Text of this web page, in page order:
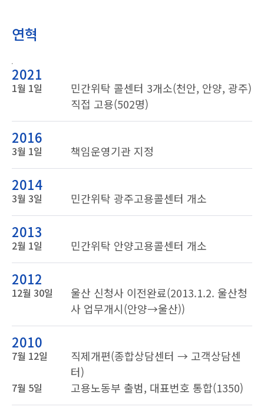
연혁
2021
1월 1일
민간위탁 콜센터 3개소(천안, 안양, 광주)
직접 고용(502명)
2016
3월 1일 책임운영기관 지정
2014
3월 3일 민간위탁 광주고용콜센터 개소
2013
2월 1일 민간위탁 안양고용콜센터 개소
2012
12월 30일
울산 신청사 이전완료(2013.1.2. 울산청
사 업무개시(안양→울산))
2010
7월 12일
직제개편(종합상담센터 → 고객상담센
터)
7월 5일 고용노동부 출범, 대표번호 통합(1350)